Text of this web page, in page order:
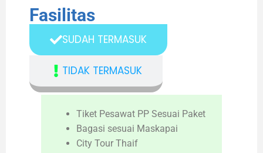
Fasilitas
SUDAH TERMASUK
TIDAK TERMASUK
Tiket Pesawat PP Sesuai Paket
Bagasi sesuai Maskapai
City Tour Thaif